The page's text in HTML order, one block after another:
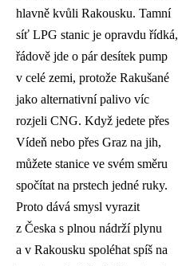
hlavně kvůli Rakousku. Tamní
síť LPG stanic je opravdu řídká,
řádově jde o pár desítek pump
v celé zemi, protože Rakušané
jako alternativní palivo víc
rozjeli CNG. Když jedete přes
Vídeň nebo přes Graz na jih,
můžete stanice ve svém směru
spočítat na prstech jedné ruky.
Proto dává smysl vyrazit
z Česka s plnou nádrží plynu
a v Rakousku spoléhat spíš na